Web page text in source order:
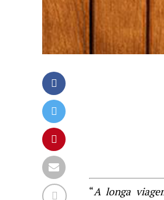
“A longa